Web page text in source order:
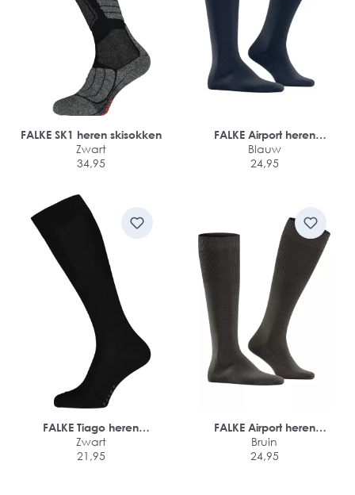
FALKE SK1 heren skisokken
Zwart
34,95
FALKE Airport heren
kniekousen
Blauw
24,95
FALKE Tiago heren
kniekousen
Zwart
21,95
FALKE Airport heren
kniekousen
Bruin
24,95